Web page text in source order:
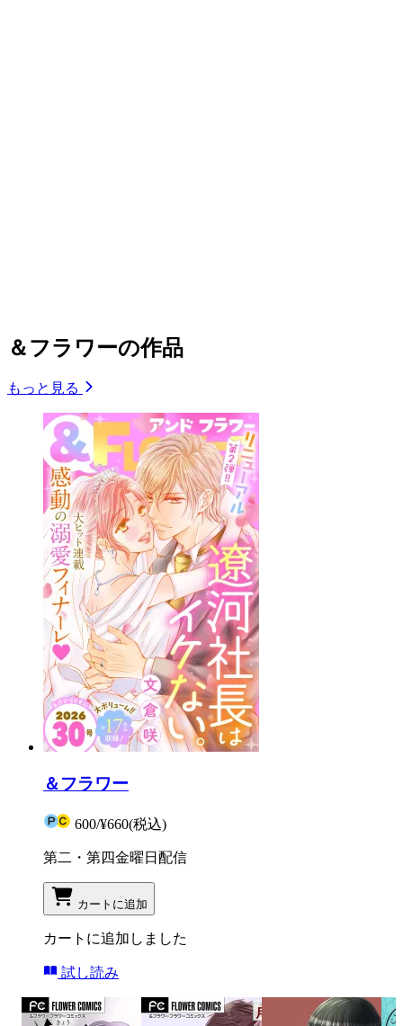
＆フラワーの作品
もっと見る
＆フラワー
600/¥660(税込)
第二・第四金曜日配信
カートに追加
カートに追加しました
試し読み